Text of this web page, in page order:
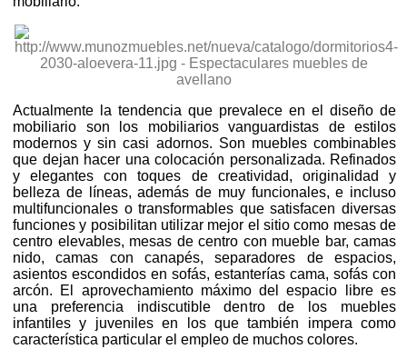
Actualmente la tendencia que prevalece en el diseño de
mobiliario son los mobiliarios vanguardistas de estilos
modernos y sin casi adornos. Son muebles combinables
que dejan hacer una colocación personalizada. Refinados
y elegantes con toques de creatividad, originalidad y
belleza de líneas, además de muy funcionales, e incluso
multifuncionales o transformables que satisfacen diversas
funciones y posibilitan utilizar mejor el sitio como mesas de
centro elevables, mesas de centro con mueble bar, camas
nido, camas con canapés, separadores de espacios,
asientos escondidos en sofás, estanterías cama, sofás con
arcón. El aprovechamiento máximo del espacio libre es
una preferencia indiscutible dentro de los muebles
infantiles y juveniles en los que también impera como
característica particular el empleo de muchos colores.